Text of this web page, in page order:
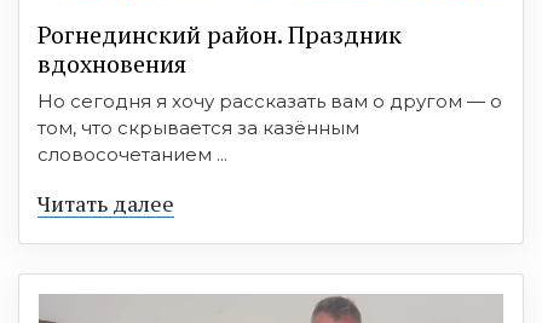
Рогнединский район. Праздник
вдохновения
Но сегодня я хочу рассказать вам о другом — о
том, что скрывается за казённым
словосочетанием ...
Читать далее